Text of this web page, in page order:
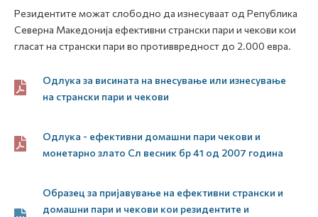
Резидентите можат слободно да изнесуваат од Република
Северна Македонија ефективни странски пари и чекови кои
гласат на странски пари во противвредност до 2.000 евра.
Одлука за висината на внесување или изнесување
на странски пари и чекови
Одлука - ефективни домашни пари чекови и
монетарно злато Сл весник бр 41 од 2007 година
Образец за пријавување на ефективни странски и
домашни пари и чекови кои резидентите и